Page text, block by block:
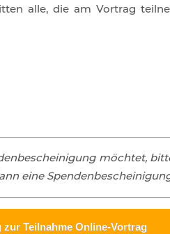
alle, die am Vortrag
möchtet,
eine
Teilnahme Online-Vortrag